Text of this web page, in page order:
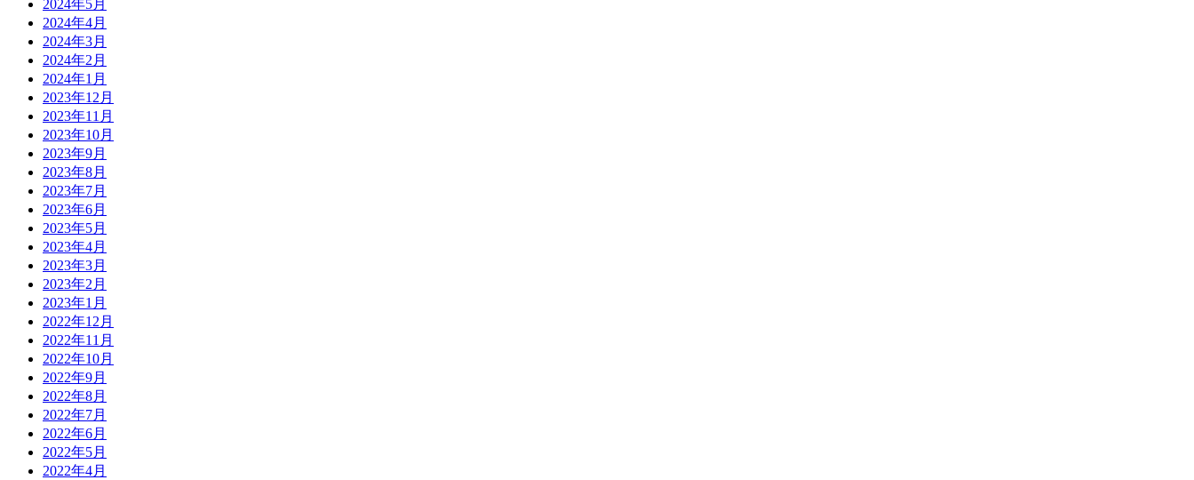
2024年5月
2024年4月
2024年3月
2024年2月
2024年1月
2023年12月
2023年11月
2023年10月
2023年9月
2023年8月
2023年7月
2023年6月
2023年5月
2023年4月
2023年3月
2023年2月
2023年1月
2022年12月
2022年11月
2022年10月
2022年9月
2022年8月
2022年7月
2022年6月
2022年5月
2022年4月